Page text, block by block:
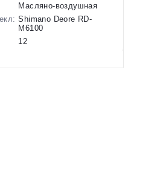
Масляно-воздушная
Shimano Deore RD-
M6100
12